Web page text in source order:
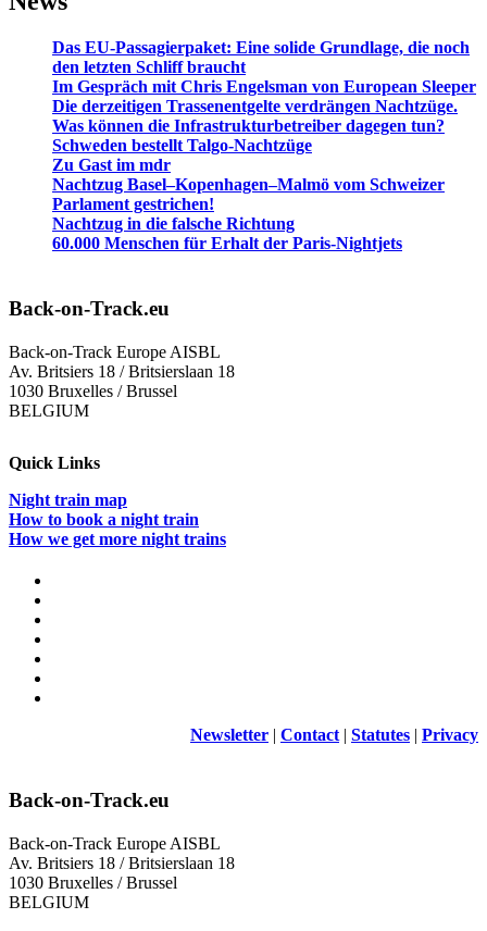
Das EU-Passagierpaket: Eine solide Grundlage, die noch
den letzten Schliff braucht
Im Gespräch mit Chris Engelsman von European Sleeper
Die derzeitigen Trassenentgelte verdrängen Nachtzüge.
Was können die Infrastrukturbetreiber dagegen tun?
Schweden bestellt Talgo-Nachtzüge
Zu Gast im mdr
Nachtzug Basel–Kopenhagen–Malmö vom Schweizer
Parlament gestrichen!
Nachtzug in die falsche Richtung
60.000 Menschen für Erhalt der Paris-Nightjets
Back-on-Track.eu
Back-on-Track Europe AISBL
Av. Britsiers 18 / Britsierslaan 18
1030 Bruxelles / Brussel
BELGIUM
Quick Links
Night train map
How to book a night train
How we get more night trains
Newsletter | Contact | Statutes | Privacy
Back-on-Track.eu
Back-on-Track Europe AISBL
Av. Britsiers 18 / Britsierslaan 18
1030 Bruxelles / Brussel
BELGIUM